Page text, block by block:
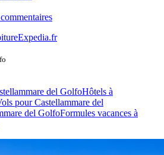
Expedia.fr
del GolfoHôtels à
pour Castellammare del
del GolfoFormules vacances à